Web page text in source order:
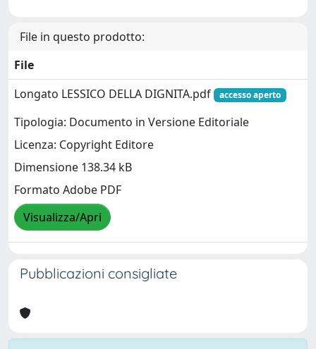
File in questo prodotto:
File
Longato LESSICO DELLA DIGNITA.pdf
accesso aperto
Tipologia: Documento in Versione Editoriale
Licenza: Copyright Editore
Dimensione 138.34 kB
Formato Adobe PDF
Visualizza/Apri
Pubblicazioni consigliate